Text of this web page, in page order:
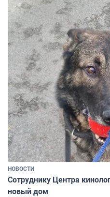
НОВОСТИ
Сотруднику Центра
новый дом